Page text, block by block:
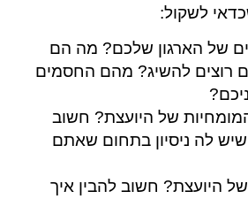
לשקול:
של הארגון שלכם? מה הם
רוצים להשיג? מהם החסמים
של היועצת? חשוב
לה ניסיון בתחום שאתם
היועצת? חשוב להבין איך